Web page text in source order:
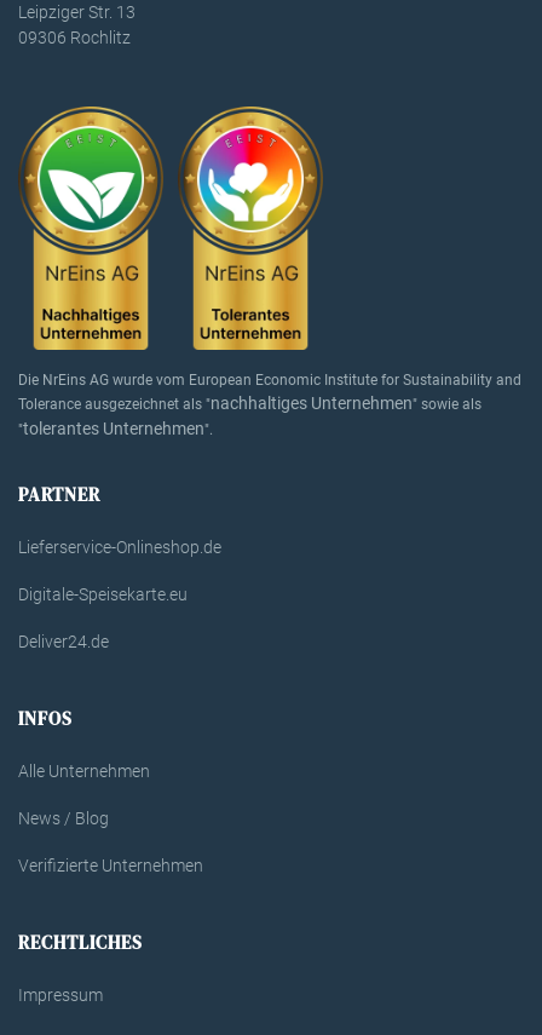
Leipziger Str. 13
09306 Rochlitz
Die NrEins AG wurde vom European Economic Institute for Sustainability and
Tolerance ausgezeichnet als "nachhaltiges Unternehmen" sowie als
"tolerantes Unternehmen".
PARTNER
Lieferservice-Onlineshop.de
Digitale-Speisekarte.eu
Deliver24.de
INFOS
Alle Unternehmen
News / Blog
Verifizierte Unternehmen
RECHTLICHES
Impressum